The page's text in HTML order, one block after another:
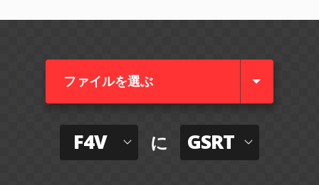
ファイルを選ぶ
F4V に GSRT